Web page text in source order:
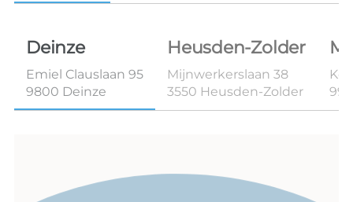
Deinze
Emiel Clauslaan 95
9800 Deinze
Heusden-Zolder
Mijnwerkerslaan 38
3550 Heusden-Zolder